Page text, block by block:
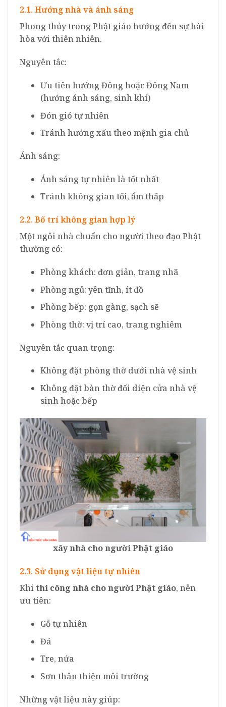
2.1. Hướng nhà và ánh sáng
Phong thủy trong Phật giáo hướng đến sự hài
hòa với thiên nhiên.
Nguyên tắc:
Ưu tiên hướng Đông hoặc Đông Nam
(hướng ánh sáng, sinh khí)
Đón gió tự nhiên
Tránh hướng xấu theo mệnh gia chủ
Ánh sáng:
Ánh sáng tự nhiên là tốt nhất
Tránh không gian tối, ẩm thấp
2.2. Bố trí không gian hợp lý
Một ngôi nhà chuẩn cho người theo đạo Phật
thường có:
Phòng khách: đơn giản, trang nhã
Phòng ngủ: yên tĩnh, ít đồ
Phòng bếp: gọn gàng, sạch sẽ
Phòng thờ: vị trí cao, trang nghiêm
Nguyên tắc quan trọng:
Không đặt phòng thờ dưới nhà vệ sinh
Không đặt bàn thờ đối diện cửa nhà vệ
sinh hoặc bếp
xây nhà cho người Phật giáo
2.3. Sử dụng vật liệu tự nhiên
Khithi công nhà cho người Phật giáo, nên
ưu tiên:
Gỗ tự nhiên
Đá
Tre, nứa
Sơn thân thiện môi trường
Những vật liệu này giúp: